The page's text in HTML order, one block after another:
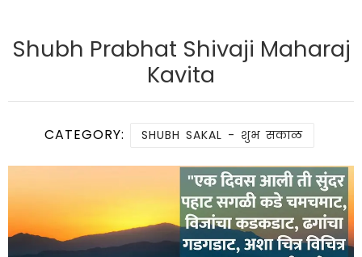
Shubh Prabhat Shivaji Maharaj
Kavita
CATEGORY: SHUBH SAKAL - शुभ सकाळ